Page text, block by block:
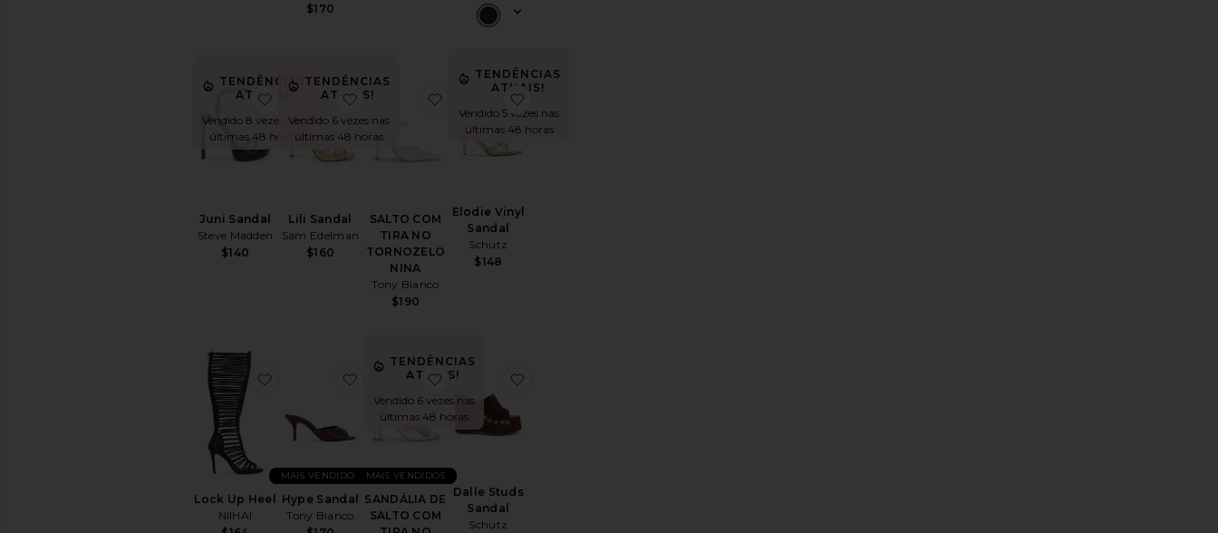
$170
TENDÊNCIAS
ATUAIS!
Vendido 8 vezes nas
últimas 48 horas
Juni Sandal
Steve Madden
$140
favoritoJuni Sandal
TENDÊNCIAS
ATUAIS!
Vendido 6 vezes nas
últimas 48 horas
Lili Sandal
Sam Edelman
$160
favoritoLili Sandal
SALTO COM
TIRA NO
TORNOZELO
NINA
Tony Bianco
$190
favoritoSALTO COM TIRA NO TORNOZELO NINA
TENDÊNCIAS
ATUAIS!
Vendido 5 vezes nas
últimas 48 horas
Elodie Vinyl
Sandal
Schutz
$148
Lock Up Heel
NIIHAI
favoritoLock Up Heel
Hype Sandal
Tony Bianco
MAIS VENDIDOS
favoritoHype Sandal
TENDÊNCIAS
ATUAIS!
Vendido 6 vezes nas
últimas 48 horas
SANDÁLIA DE
SALTO COM
MAIS VENDIDOS
favoritoSANDÁLIA DE SALTO COM TIRA NO TORNOZELO VIOLET
Dalle Studs
Sandal
Schutz